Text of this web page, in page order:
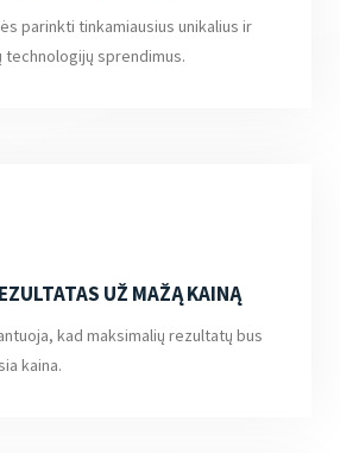
parinkti tinkamiausius unikalius ir
technologijų sprendimus.
UŽ MAŽĄ KAINĄ
kad maksimalių rezultatų bus
kaina.